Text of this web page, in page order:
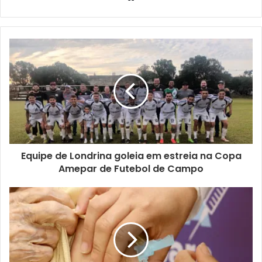
Bruno Carmelo com o elenco do filme Chico Bento. Foto:
divulgação
Dono do Meio Amargo, canal no YouTube e site de cinema,
Equipe de Londrina goleia em estreia na Copa
Amepar de Futebol de Campo